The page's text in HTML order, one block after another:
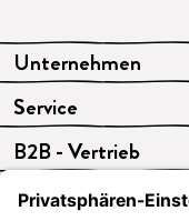
Unternehmen
Service
B2B - Vertrieb